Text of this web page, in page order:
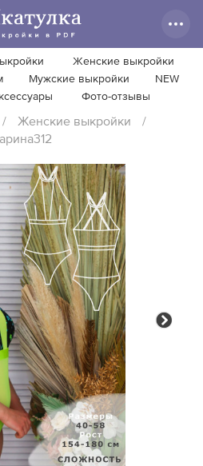
Женские выкройки
Мужские выкройки
NEW
Фото-отзывы
/ Женские выкройки
/